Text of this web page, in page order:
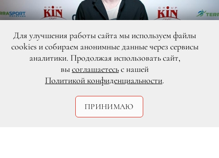
DR
Для улучшения работы сайта мы используем файлы
cookies и собираем анонимные данные через сервисы
аналитики. Продолжая использовать сайт,
высоглашаетесьс нашей
Политикой конфиденциальности.
ПРИНИМАЮ